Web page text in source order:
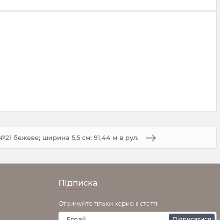
бежеве; ширина 5,5 см; 91,44 м в рул.
Підписка
Отримуйте тільки корисні статті!